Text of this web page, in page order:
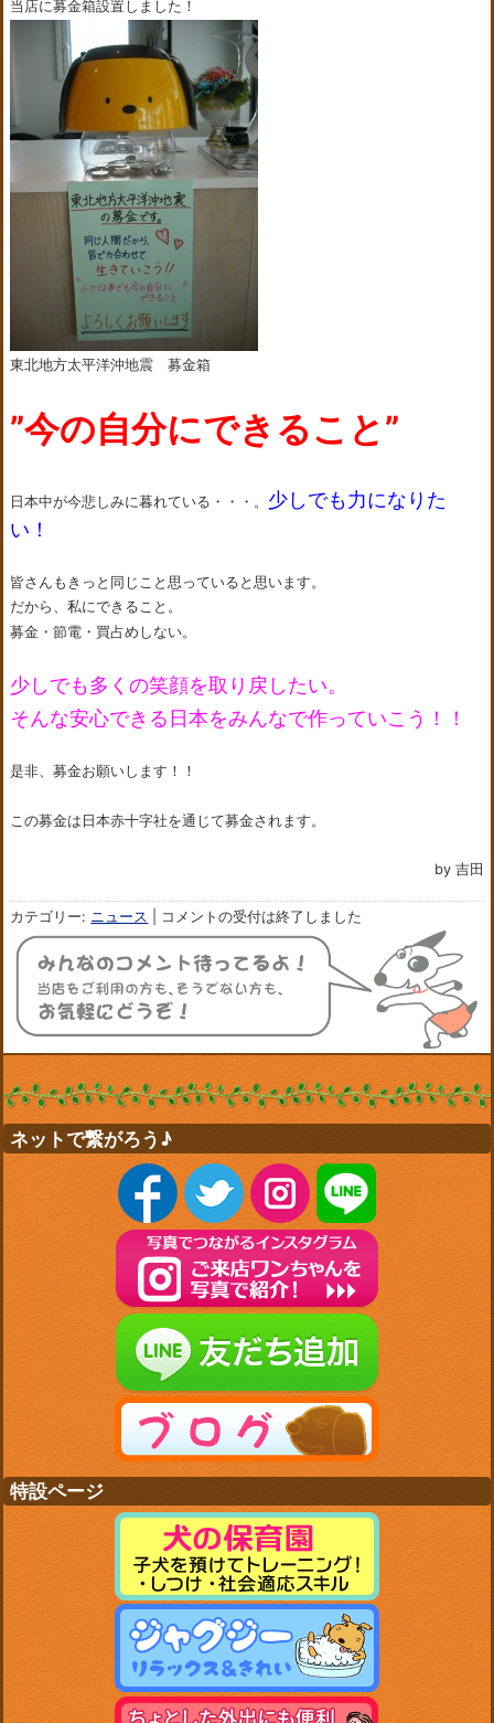
当店に募金箱設置しました！
東北地方太平洋沖地震 募金箱
”今の自分にできること”
日本中が今悲しみに暮れている・・・。 少しでも力になりた
い！
皆さんもきっと同じこと思っていると思います。
だから、私にできること。
募金・節電・買占めしない。
少しでも多くの笑顔を取り戻したい。
そんな安心できる日本をみんなで作っていこう！！
是非、募金お願いします！！
この募金は日本赤十字社を通じて募金されます。
by 吉田
カテゴリー: ニュース コメントの受付は終了しました
ネットで繋がろう♪
特設ページ